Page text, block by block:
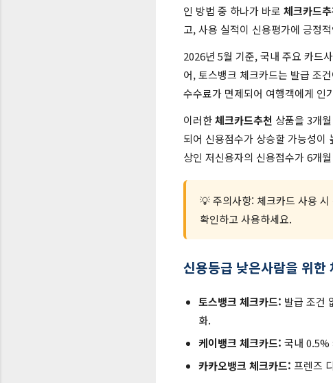
인 방법 중 하나가 바로 체크카드추
고, 사용 실적이 신용평가에 긍정
2026년 5월 기준, 국내 주요 카드
어, 토스뱅크 체크카드는 발급 조
수수료가 면제되어 여행객에게 인
이러한체크카드추천 상품을 3개
되어 신용점수가 상승할 가능성이
상인 저신용자의 신용점수가 6개
💡 주의사항: 체크카드 사용
확인하고 사용하세요.
신용등급 낮은사람을 위
토스뱅크 체크카드: 발급 조건
화.
케이뱅크 체크카드: 국내 0.5%
카카오뱅크 체크카드: 프렌즈